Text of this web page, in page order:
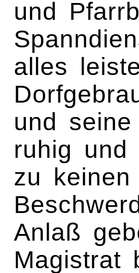
und
alles
und
ruhig und
zu keinen
Anlaß
Magistrat